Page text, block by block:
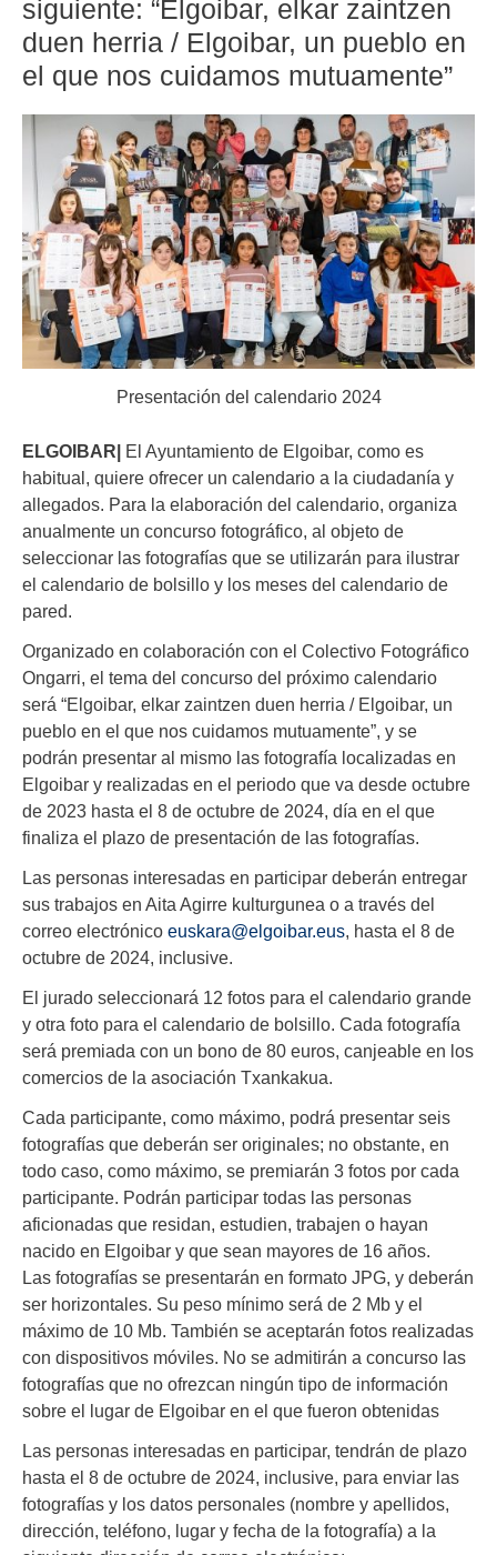
siguiente: “Elgoibar, elkar zaintzen
duen herria / Elgoibar, un pueblo en
el que nos cuidamos mutuamente”
Presentación del calendario 2024
ELGOIBAR| El Ayuntamiento de Elgoibar, como es
habitual, quiere ofrecer un calendario a la ciudadanía y
allegados. Para la elaboración del calendario, organiza
anualmente un concurso fotográfico, al objeto de
seleccionar las fotografías que se utilizarán para ilustrar
el calendario de bolsillo y los meses del calendario de
pared.
Organizado en colaboración con el Colectivo Fotográfico
Ongarri, el tema del concurso del próximo calendario
será “Elgoibar, elkar zaintzen duen herria / Elgoibar, un
pueblo en el que nos cuidamos mutuamente”, y se
podrán presentar al mismo las fotografía localizadas en
Elgoibar y realizadas en el periodo que va desde octubre
de 2023 hasta el 8 de octubre de 2024, día en el que
finaliza el plazo de presentación de las fotografías.
Las personas interesadas en participar deberán entregar
sus trabajos en Aita Agirre kulturgunea o a través del
correo electrónico euskara@elgoibar.eus, hasta el 8 de
octubre de 2024, inclusive.
El jurado seleccionará 12 fotos para el calendario grande
y otra foto para el calendario de bolsillo. Cada fotografía
será premiada con un bono de 80 euros, canjeable en los
comercios de la asociación Txankakua.
Cada participante, como máximo, podrá presentar seis
fotografías que deberán ser originales; no obstante, en
todo caso, como máximo, se premiarán 3 fotos por cada
participante. Podrán participar todas las personas
aficionadas que residan, estudien, trabajen o hayan
nacido en Elgoibar y que sean mayores de 16 años.
Las fotografías se presentarán en formato JPG, y deberán
ser horizontales. Su peso mínimo será de 2 Mb y el
máximo de 10 Mb. También se aceptarán fotos realizadas
con dispositivos móviles. No se admitirán a concurso las
fotografías que no ofrezcan ningún tipo de información
sobre el lugar de Elgoibar en el que fueron obtenidas
Las personas interesadas en participar, tendrán de plazo
hasta el 8 de octubre de 2024, inclusive, para enviar las
fotografías y los datos personales (nombre y apellidos,
dirección, teléfono, lugar y fecha de la fotografía) a la